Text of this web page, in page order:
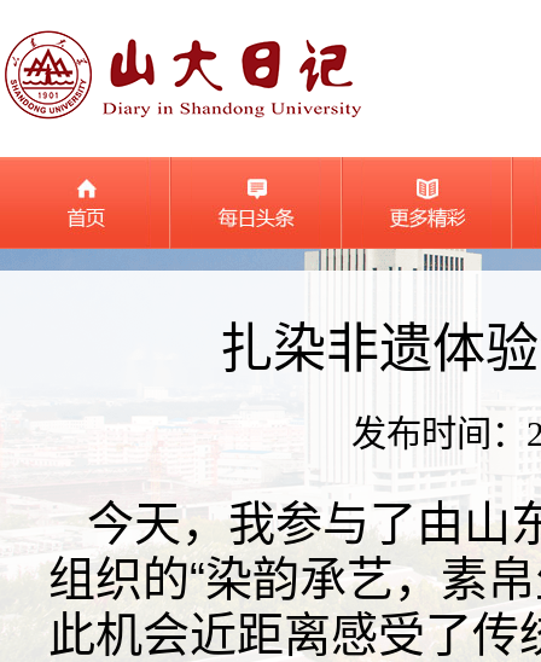
扎染非遗体
发布时间：
今天，我参与了由山
组织的“染韵承艺，素
此机会近距离感受了